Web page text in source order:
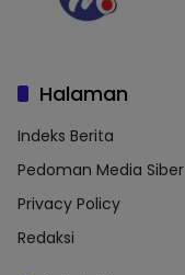
Halaman
Indeks Berita
Pedoman Media Siber
Privacy Policy
Redaksi